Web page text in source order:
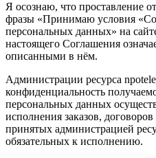
Я осознаю, что проставление
фразы «Принимаю условия
персональных данных» на
настоящего Соглашения
описанными в нём.
Администрации ресурса
конфиденциальность
персональных данных
исполнения заказов,
принятых администрацией
обязательных к исполнению.